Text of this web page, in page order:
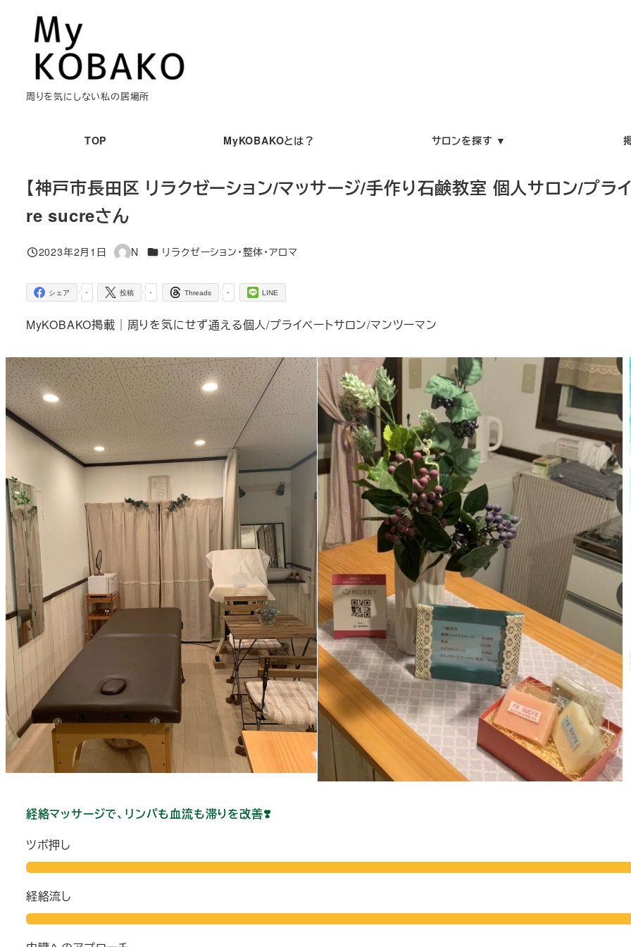
周りを気にしない私の居場所
TOP MyKOBAKOとは？ サロンを探す ▼
【神戸市長田区 リラクゼーション/マッサージ/手作り石鹸教室 個人サロン/プラ
re sucreさん
投稿日
2023年2月1日
著
N カテゴリー
リラクゼーション・整体・アロマ
-
シェア -
投稿 -
Threads LINE
MyKOBAKO掲載｜周りを気にせず通える個人/プライベートサロン/マンツーマン
経絡マッサージで、リンパも血流も滞りを改善❣️
ツボ押し
経絡流し